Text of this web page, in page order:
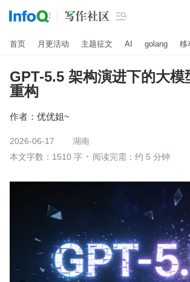

首页 月更活动 主题征文 AI golang 移
GPT-5.5 架构演进下的大模
重构
作者： 优优姐~
2026-06-17
湖南
本文字数：1510 字
阅读完需：约 5 分钟